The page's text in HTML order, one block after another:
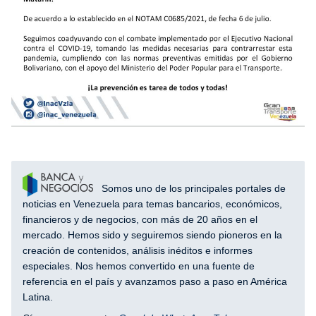
Somos uno de los principales portales de
noticias en Venezuela para temas bancarios, económicos,
financieros y de negocios, con más de 20 años en el
mercado. Hemos sido y seguiremos siendo pioneros en la
creación de contenidos, análisis inéditos e informes
especiales. Nos hemos convertido en una fuente de
referencia en el país y avanzamos paso a paso en América
Latina.